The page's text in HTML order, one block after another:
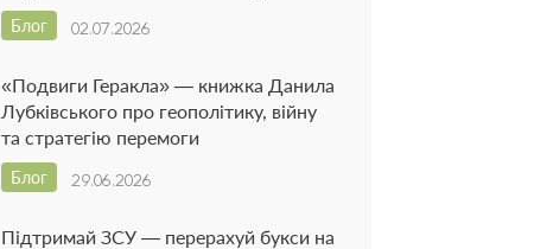
02.07.2026
Блог
«Подвиги Геракла» — книжка Данила
Лубківського про геополітику, війну
та стратегію перемоги
29.06.2026
Блог
Підтримай ЗСУ — перерахуй букси на